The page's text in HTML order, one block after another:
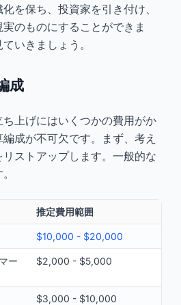
を保ち、投資家を引き付け、
のものにすることができま
いきましょう。
成
上げにはいくつかの費用がか
成が不可欠です。まず、考え
ストアップします。一般的な
推定費用範囲
$10,000 - $20,000
ー
$2,000 - $5,000
$3,000 - $10,000